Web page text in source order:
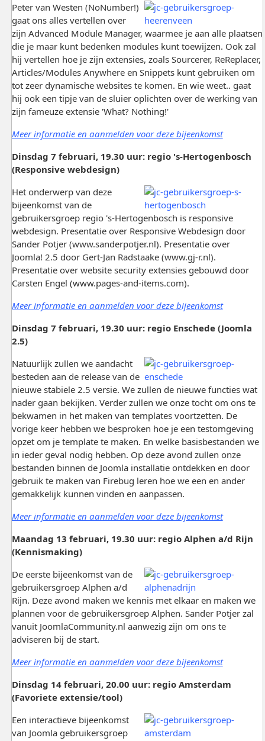
Peter van Westen (NoNumber!)
gaat ons alles vertellen over
zijn Advanced Module Manager, waarmee je aan alle plaatsen
die je maar kunt bedenken modules kunt toewijzen. Ook zal
hij vertellen hoe je zijn extensies, zoals Sourcerer, ReReplacer,
Articles/Modules Anywhere en Snippets kunt gebruiken om
tot zeer dynamische websites te komen. En wie weet.. gaat
hij ook een tipje van de sluier oplichten over de werking van
zijn fameuze extensie 'What? Nothing!'
Meer informatie en aanmelden voor deze bijeenkomst
Dinsdag 7 februari, 19.30 uur: regio 's-Hertogenbosch
(Responsive webdesign)
Het onderwerp van deze
bijeenkomst van de
gebruikersgroep regio 's-Hertogenbosch is responsive
webdesign. Presentatie over Responsive Webdesign door
Sander Potjer (www.sanderpotjer.nl). Presentatie over
Joomla! 2.5 door Gert-Jan Radstaake (www.gj-r.nl).
Presentatie over website security extensies gebouwd door
Carsten Engel (www.pages-and-items.com).
Meer informatie en aanmelden voor deze bijeenkomst
Dinsdag 7 februari, 19.30 uur: regio Enschede (Joomla
2.5)
Natuurlijk zullen we aandacht
besteden aan de release van de
nieuwe stabiele 2.5 versie. We zullen de nieuwe functies wat
nader gaan bekijken. Verder zullen we onze tocht om ons te
bekwamen in het maken van templates voortzetten. De
vorige keer hebben we besproken hoe je een testomgeving
opzet om je template te maken. En welke basisbestanden we
in ieder geval nodig hebben. Op deze avond zullen onze
bestanden binnen de Joomla installatie ontdekken en door
gebruik te maken van Firebug leren hoe we een en ander
gemakkelijk kunnen vinden en aanpassen.
Meer informatie en aanmelden voor deze bijeenkomst
Maandag 13 februari, 19.30 uur: regio Alphen a/d Rijn
(Kennismaking)
De eerste bijeenkomst van de
gebruikersgroep Alphen a/d
Rijn. Deze avond maken we kennis met elkaar en maken we
plannen voor de gebruikersgroep Alphen. Sander Potjer zal
vanuit JoomlaCommunity.nl aanwezig zijn om ons te
adviseren bij de start.
Meer informatie en aanmelden voor deze bijeenkomst
Dinsdag 14 februari, 20.00 uur: regio Amsterdam
(Favoriete extensie/tool)
Een interactieve bijeenkomst
van Joomla gebruikersgroep